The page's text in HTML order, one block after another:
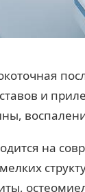
и
на